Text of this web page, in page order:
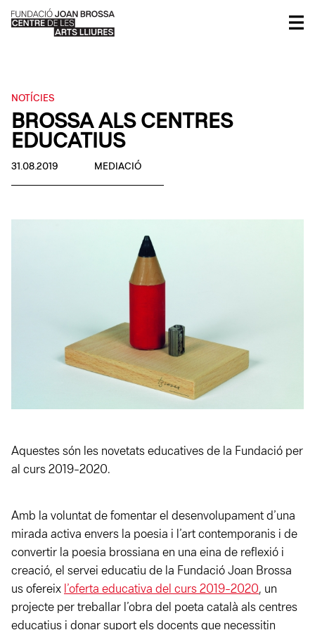
NOTÍCIES
BROSSA ALS CENTRES
EDUCATIUS
31.08.2019 MEDIACIÓ
Aquestes són les novetats educatives de la Fundació per
al curs 2019-2020.
Amb la voluntat de fomentar el desenvolupament d’una
mirada activa envers la poesia i l’art contemporanis i de
convertir la poesia brossiana en una eina de reflexió i
creació, el servei educatiu de la Fundació Joan Brossa
us ofereix l’oferta educativa del curs 2019-2020, un
projecte per treballar l’obra del poeta català als centres
educatius i donar suport els docents que necessitin